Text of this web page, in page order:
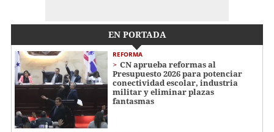
EN PORTADA
REFORMA
CN aprueba reformas al
Presupuesto 2026 para potenciar
conectividad escolar, industria
militar y eliminar plazas
fantasmas